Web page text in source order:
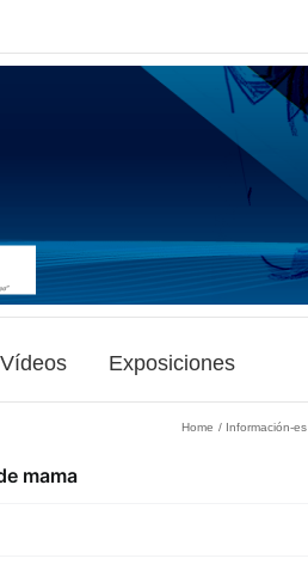
Vídeos Exposiciones
Home Información-es
mama